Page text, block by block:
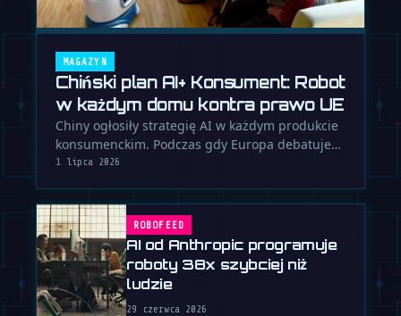
MAGAZYN
Chiński plan AI+ Konsument: Robot
w każdym domu kontra prawo UE
Chiny ogłosiły strategię AI w każdym produkcie
konsumenckim. Podczas gdy Europa debatuje
nad regulacjami, Pekin buduje …
1 lipca 2026
ROBOFEED
AI od Anthropic programuje
roboty 38x szybciej niż
ludzie
29 czerwca 2026